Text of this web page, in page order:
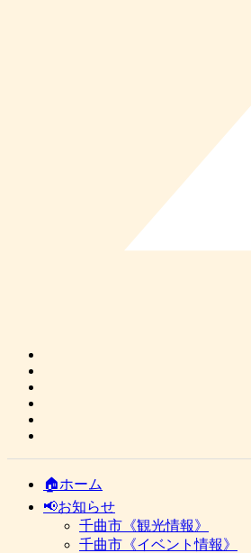
🏠ホーム
📢お知らせ
千曲市《観光情報》
千曲市《イベント情報》